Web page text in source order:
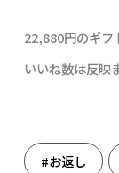
22,880円のギフ
いいね数は反映
#お返し